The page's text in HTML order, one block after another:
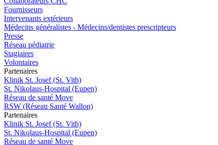
Fournisseurs
Intervenants extérieurs
Médecins généralistes - Médecins/dentistes prescripteurs
Presse
Réseau pédiatrie
Stagiaires
Volontaires
Partenaires
Klinik St. Josef (St. Vith)
St. Nikolaus-Hospital (Eupen)
Réseau de santé Move
RSW (Réseau Santé Wallon)
Partenaires
Klinik St. Josef (St. Vith)
St. Nikolaus-Hospital (Eupen)
Réseau de santé Move